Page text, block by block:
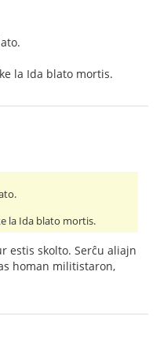
la Ida blato mortis.
la Ida blato mortis.
estis skolto. Serĉu aliajn
homan militistaron,